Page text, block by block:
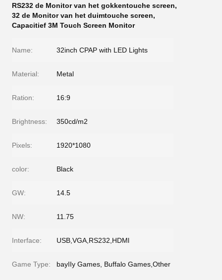
RS232 de Monitor van het gokkentouche screen,
32 de Monitor van het duimtouche screen,
Capacitief 3M Touch Screen Monitor
Name: 32inch CPAP with LED Lights
Material: Metal
Ration: 16:9
Brightness: 350cd/m2
Pixels: 1920*1080
color: Black
GW: 14.5
NW: 11.75
Interface: USB,VGA,RS232,HDMl
Game Type: bayIIy Games, Buffalo Games,Other